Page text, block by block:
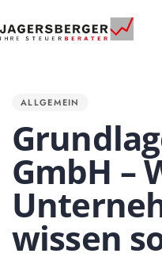
ALLGEMEIN
GmbH –
wissen